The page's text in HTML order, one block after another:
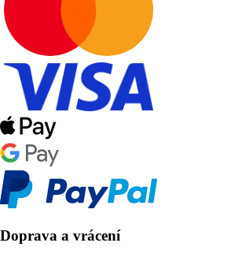
Doprava a vrácení